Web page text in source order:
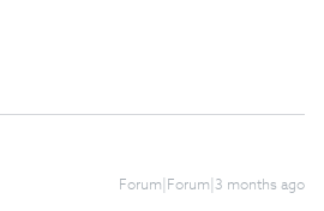
Forum|Forum|3 months ago